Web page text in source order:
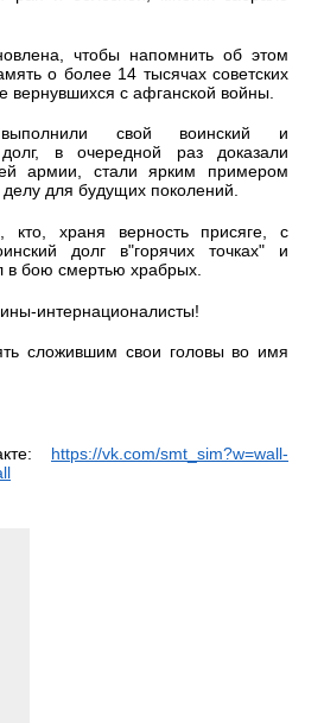
чтобы напомнить об этом
о более 14 тысячах советских
вернувшихся с афганской войны.
свой воинский и
долг, в очередной раз доказали
армии, стали ярким примером
для будущих поколений.
храня верность присяге, с
долг в"горячих точках" и
в бою смертью храбрых.
интернационалисты!
сложившим свои головы во имя
https://vk.com/smt_sim?w=wall-